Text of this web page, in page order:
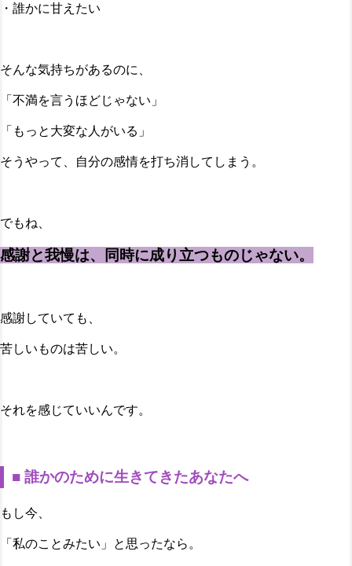
・誰かに甘えたい
そんな気持ちがあるのに、
「不満を言うほどじゃない」
「もっと大変な人がいる」
そうやって、自分の感情を打ち消してしまう。
でもね、
感謝と我慢は、同時に成り立つものじゃない。
感謝していても、
苦しいものは苦しい。
それを感じていいんです。
■ 誰かのために生きてきたあなたへ
もし今、
「私のことみたい」と思ったなら。